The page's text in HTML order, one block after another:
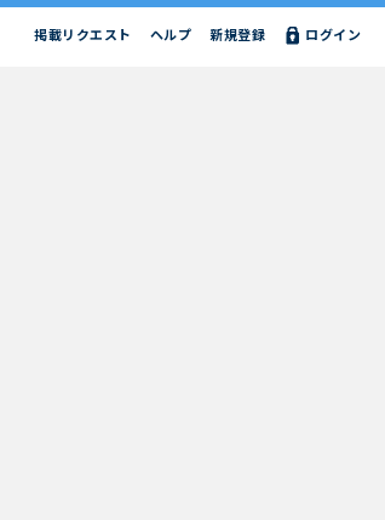
ログイン
新規登録
ヘルプ
掲載リクエスト